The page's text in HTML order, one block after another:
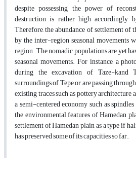
despite possessing the power of
destruction is rather high accordingly
Therefore, the abundance of settlement
by the inter-region seasonal movements
region. The nomadic populations are yet
seasonal movements. For instance, a
during the excavation of Taze-kand
surroundings of Tepe or are passing
existing traces such as pottery
a semi-centered economy such as
the environmental features of Hamedan
settlement of Hamedan plain as a type if
has preserved some of its capacities so far.